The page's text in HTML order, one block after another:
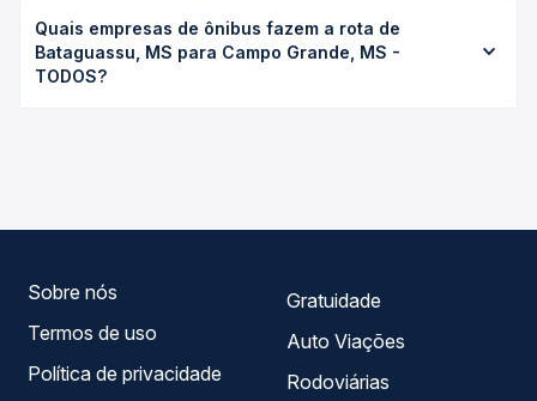
Campo Grande, MS - TODOS custa em média R$ 187,58 e
varia conforme a data da viagem, a empresa, o tipo de
poltrona e a antecedência da compra. Na Quero
Quais empresas de ônibus fazem a rota de
Bataguassu, MS para Campo Grande, MS -
TODOS?
Sobre nós
Termos de uso
Política de privacidade
Gratuidade
Auto Viações
Rodoviárias